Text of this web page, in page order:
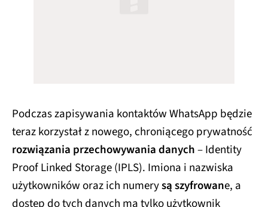
Podczas zapisywania kontaktów WhatsApp będzie
teraz korzystał z nowego, chroniącego prywatność
rozwiązania przechowywania danych– Identity
Proof Linked Storage (IPLS). Imiona i nazwiska
użytkowników oraz ich numerysą szyfrowane, a
dostęp do tych danych ma tylko użytkownik